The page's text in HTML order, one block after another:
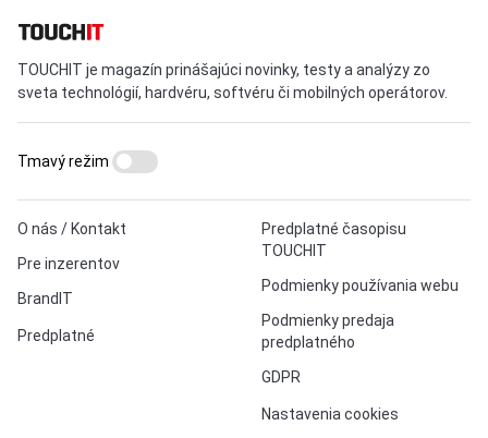
TOUCHIT je magazín prinášajúci novinky, testy a analýzy zo
sveta technológií, hardvéru, softvéru či mobilných operátorov.
O nás / Kontakt
Pre inzerentov
BrandIT
Predplatné
Predplatné časopisu
TOUCHIT
Podmienky používania webu
Podmienky predaja
predplatného
GDPR
Nastavenia cookies
Tmavý režim